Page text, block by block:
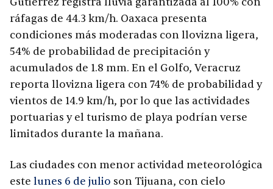
ráfagas de 44.3 km/h. Oaxaca presenta
condiciones más moderadas con llovizna ligera,
54% de probabilidad de precipitación y
acumulados de 1.8 mm. En el Golfo, Veracruz
reporta llovizna ligera con 74% de probabilidad y
vientos de 14.9 km/h, por lo que las actividades
portuarias y el turismo de playa podrían verse
limitados durante la mañana.
Las ciudades con menor actividad meteorológica
este lunes 6 de julio son Tijuana, con cielo